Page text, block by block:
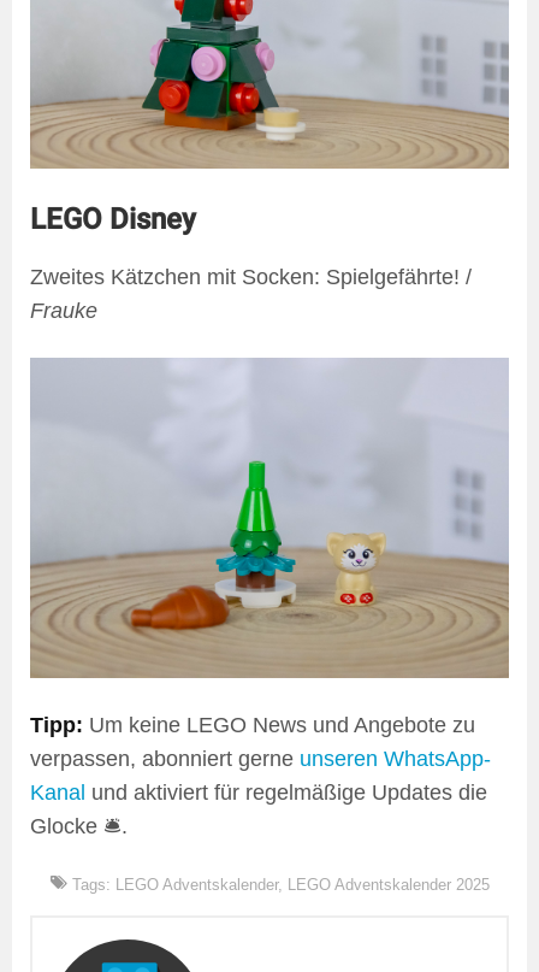
LEGO Disney
Zweites Kätzchen mit Socken: Spielgefährte! /
Frauke
Tipp: Um keine LEGO News und Angebote zu
verpassen, abonniert gerne unseren WhatsApp-
Kanal und aktiviert für regelmäßige Updates die
Glocke 🛎️.
Tags: LEGO Adventskalender, LEGO Adventskalender 2025